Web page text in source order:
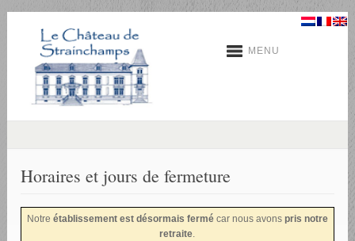
MENU
Horaires et jours de fermeture
Notre établissement est désormais fermécar nous avons pris notre
retraite.